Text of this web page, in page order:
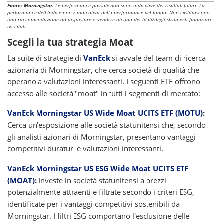
Fonte: Morningstar. Le performance passate non sono indicative dei risultati futuri. La
performance dell'Indice non è indicativa della performance del fondo. Non costituiscono
una raccomandazione ad acquistare o vendere alcuno dei titoli/degli strumenti finanziari
ivi citati.
Scegli la tua strategia Moat
La suite di strategie di VanEck si avvale del team di ricerca
azionaria di Morningstar, che cerca società di qualità che
operano a valutazioni interessanti. I seguenti ETF offrono
accesso alle società "moat" in tutti i segmenti di mercato:
VanEck Morningstar US Wide Moat UCITS ETF (MOTU):
Cerca un'esposizione alle società statunitensi che, secondo
gli analisti azionari di Morningstar, presentano vantaggi
competitivi duraturi e valutazioni interessanti.
VanEck Morningstar US ESG Wide Moat UCITS ETF
(MOAT): Investe in società statunitensi a prezzi
potenzialmente attraenti e filtrate secondo i criteri ESG,
identificate per i vantaggi competitivi sostenibili da
Morningstar. I filtri ESG comportano l'esclusione delle